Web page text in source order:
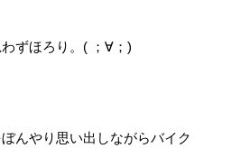
ずほろり。( ；∀；)
んやり思い出しながらバイク